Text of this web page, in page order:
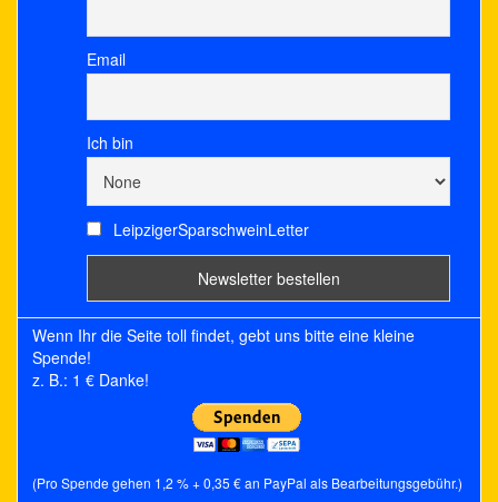
Email
Ich bin
LeipzigerSparschweinLetter
Wenn Ihr die Seite toll findet, gebt uns bitte eine kleine
Spende!
z. B.: 1 € Danke!
(Pro Spende gehen 1,2 % + 0,35 € an PayPal als Bearbeitungsgebühr.)